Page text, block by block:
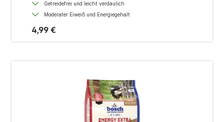
Getreidefrei und leicht verdaulich
Moderater Eiweiß und Energiegehalt
4,99 €